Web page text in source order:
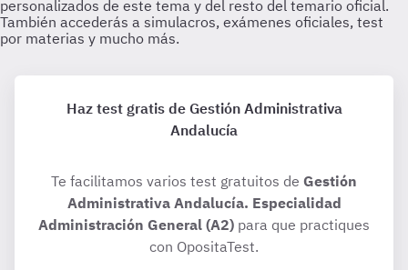
Haz test gratis de Gestión Administrativa
Andalucía
Te facilitamos varios test gratuitos de Gestión
Administrativa Andalucía. Especialidad
Administración General (A2) para que practiques
con OpositaTest.